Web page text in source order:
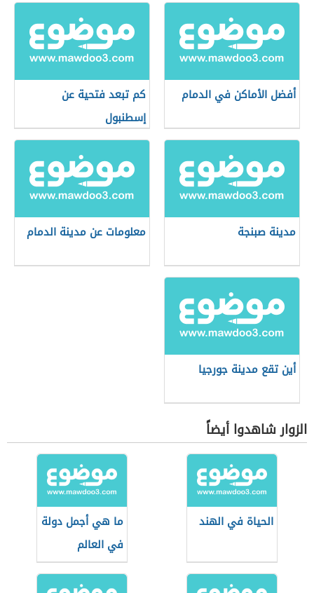
أفضل الأماكن في الدمام
كم تبعد فتحية عن
إسطنبول
مدينة صبنجة معلومات عن مدينة الدمام
أين تقع مدينة جورجيا
الزوار شاهدوا أيضاً
الحياة في الهند
ما هي أجمل دولة
في العالم